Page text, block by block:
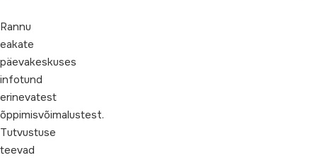
Rannu
eakate
päevakeskuses
infotund
erinevatest
õppimisvõimalustest.
Tutvustuse
teevad